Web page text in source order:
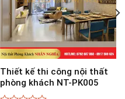
Thiết kế thi công nội thất
phòng khách NT-PK005